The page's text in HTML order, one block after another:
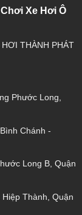
Xe Hơi Ô
THÀNH PHÁT
Phước Long,
Chánh -
Long B, Quận
Thành, Quận